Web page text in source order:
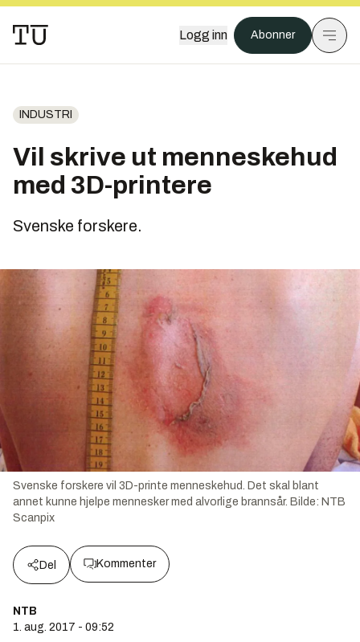
Logg inn Abonner
INDUSTRI
Vil skrive ut menneskehud
med 3D-printere
Svenske forskere.
Svenske forskere vil 3D-printe menneskehud. Det skal blant
annet kunne hjelpe mennesker med alvorlige brannsår. Bilde: NTB
Scanpix
Del Kommenter
NTB
1. aug. 2017 - 09:52